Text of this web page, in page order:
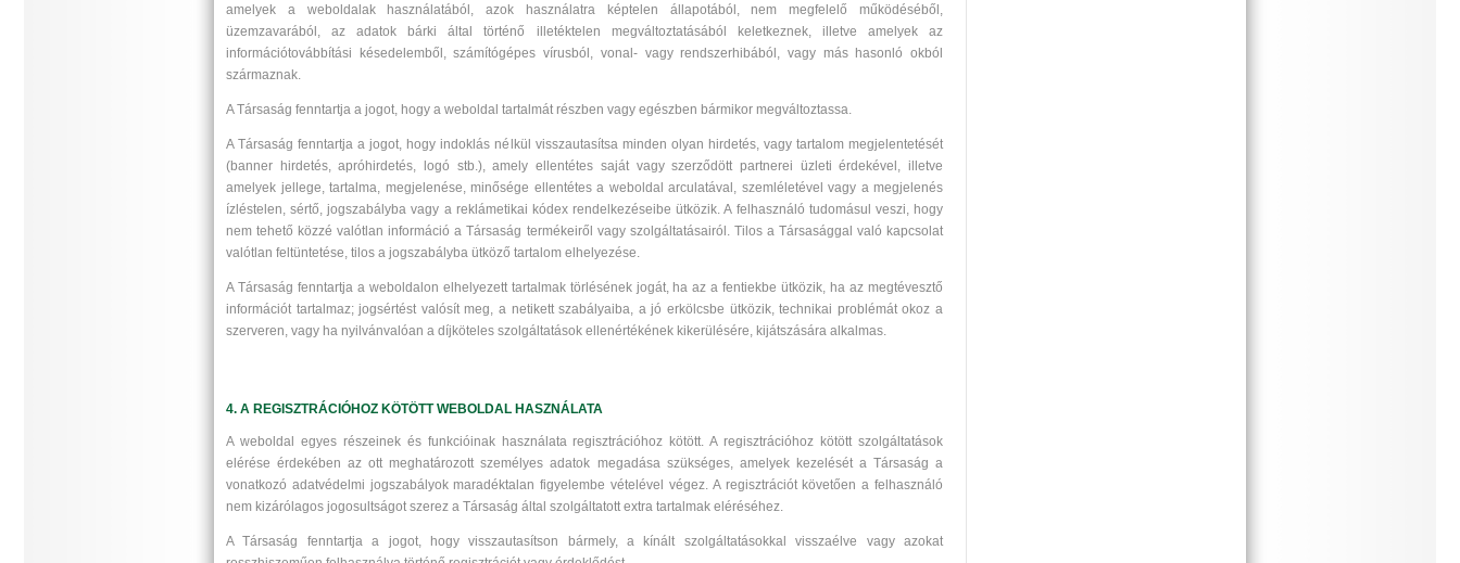
amelyek a weboldalak használatából, azok használatra képtelen állapotából, nem megfelelő működéséből,
üzemzavarából, az adatok bárki által történő illetéktelen megváltoztatásából keletkeznek, illetve amelyek az
információtovábbítási késedelemből, számítógépes vírusból, vonal- vagy rendszerhibából, vagy más hasonló okból
származnak.
A Társaság fenntartja a jogot, hogy a weboldal tartalmát részben vagy egészben bármikor megváltoztassa.
A Társaság fenntartja a jogot, hogy indoklás nélkül visszautasítsa minden olyan hirdetés, vagy tartalom megjelentetését
(banner hirdetés, apróhirdetés, logó stb.), amely ellentétes saját vagy szerződött partnerei üzleti érdekével, illetve
amelyek jellege, tartalma, megjelenése, minősége ellentétes a weboldal arculatával, szemléletével vagy a megjelenés
ízléstelen, sértő, jogszabályba vagy a reklámetikai kódex rendelkezéseibe ütközik. A felhasználó tudomásul veszi, hogy
nem tehető közzé valótlan információ a Társaság termékeiről vagy szolgáltatásairól. Tilos a Társasággal való kapcsolat
valótlan feltüntetése, tilos a jogszabályba ütköző tartalom elhelyezése.
A Társaság fenntartja a weboldalon elhelyezett tartalmak törlésének jogát, ha az a fentiekbe ütközik, ha az megtévesztő
információt tartalmaz; jogsértést valósít meg, a netikett szabályaiba, a jó erkölcsbe ütközik, technikai problémát okoz a
szerveren, vagy ha nyilvánvalóan a díjköteles szolgáltatások ellenértékének kikerülésére, kijátszására alkalmas.
4. A REGISZTRÁCIÓHOZ KÖTÖTT WEBOLDAL HASZNÁLATA
A weboldal egyes részeinek és funkcióinak használata regisztrációhoz kötött. A regisztrációhoz kötött szolgáltatások
elérése érdekében az ott meghatározott személyes adatok megadása szükséges, amelyek kezelését a Társaság a
vonatkozó adatvédelmi jogszabályok maradéktalan figyelembe vételével végez. A regisztrációt követően a felhasználó
nem kizárólagos jogosultságot szerez a Társaság által szolgáltatott extra tartalmak eléréséhez.
A Társaság fenntartja a jogot, hogy visszautasítson bármely, a kínált szolgáltatásokkal visszaélve vagy azokat